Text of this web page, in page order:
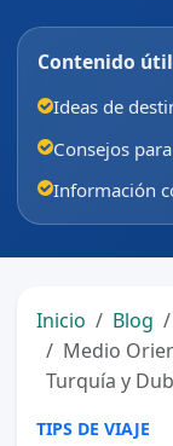
Contenido
Ideas de
Consejos
Información
Inicio Blog
Medio
Turquía y
TIPS DE VIAJE